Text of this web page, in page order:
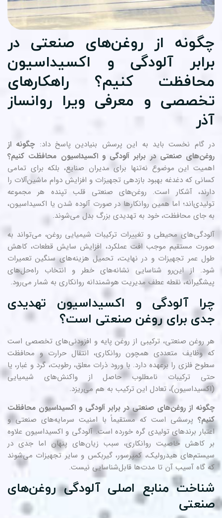
از روغن‌های صنعتی در
آلودگی و اکسیداسیون
کنیم؟ راهکارهای
و معرفی ویرا روانساز
گام نخست باید به این پرسش بنیادین پاسخ داد:چگونه از
صنعتی در برابر آلودگی و اکسیداسیون محافظت کنیم؟
این موضوع نه‌تنها برای مدیران صنایع، بلکه برای تمامی
که دغدغه بهبود بازدهی تجهیزات و افزایش دوام ماشین‌آلات را
آشکار است. روغن‌های صنعتی قلب تپنده هر مجموعه
اما همین روانکارها در صورت آلوده شدن یا اکسیداسیون،
جای محافظت، خود به تهدیدی بزرگ بدل می‌شوند.
محیطی و تغییرات ترکیبات شیمیایی روغن، می‌تواند به
مستقیم موجب افت عملکرد، افزایش سایش قطعات، کاهش
عمر تجهیزات و در نهایت، تحمیل هزینه‌های سنگین تعمیرات
از این‌رو شناسایی نشانه‌های خطر و انتخاب راه‌حل‌های
نقطه عطف مدیریت هوشمندانه روانکاری به شمار می‌رود.
آلودگی و اکسیداسیون تهدیدی
برای روغن صنعتی است؟
روغن صنعتی، ترکیبی از روغن پایه و افزودنی‌های تخصصی است
وظایف متعددی همچون روانکاری، انتقال حرارت و محافظت
فلزی را برعهده دارد. با ورود ذرات معلق، رطوبت، گرد و غبار، یا
ترکیبات نامطلوب حاصل از واکنش‌های شیمیایی
تعادل این ترکیب به هم می‌ریزد.
از روغن‌های صنعتی در برابر آلودگی و اکسیداسیون محافظت
پرسشی است که مستقیماً با امنیت سرمایه‌های صنعتی و
برندهای تولیدی گره خورده است. آلودگی و اکسیداسیون علاوه
کاهش خاصیت روانکاری، سبب زیان‌های پنهان اما جدی در
هیدرولیک، کمپرسور، گیربکس و سایر تجهیزات می‌شوند
گاه آسیب آن تا مدت‌ها قابل‌شناسایی نیست.
منابع اصلی آلودگی روغن‌های